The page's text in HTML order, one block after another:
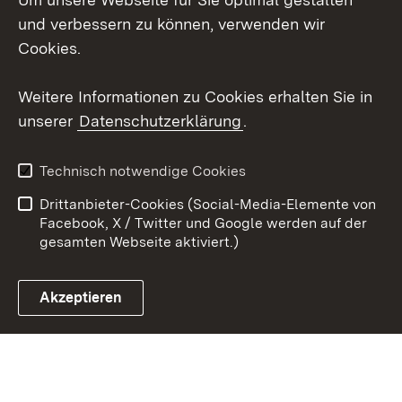
Link zum Landesportal
Barrierefreiheit
Benutzungshinweise
Impressum
Cookies
und verbessern zu können, verwenden wir
Cookies.
Weitere Informationen zu Cookies erhalten Sie in
unserer Datenschutzerklärung.
Technisch notwendige Cookies
Drittanbieter-Cookies (Social-Media-Elemente von
Facebook, X / Twitter und Google werden auf der
gesamten Webseite aktiviert.)
Akzeptieren